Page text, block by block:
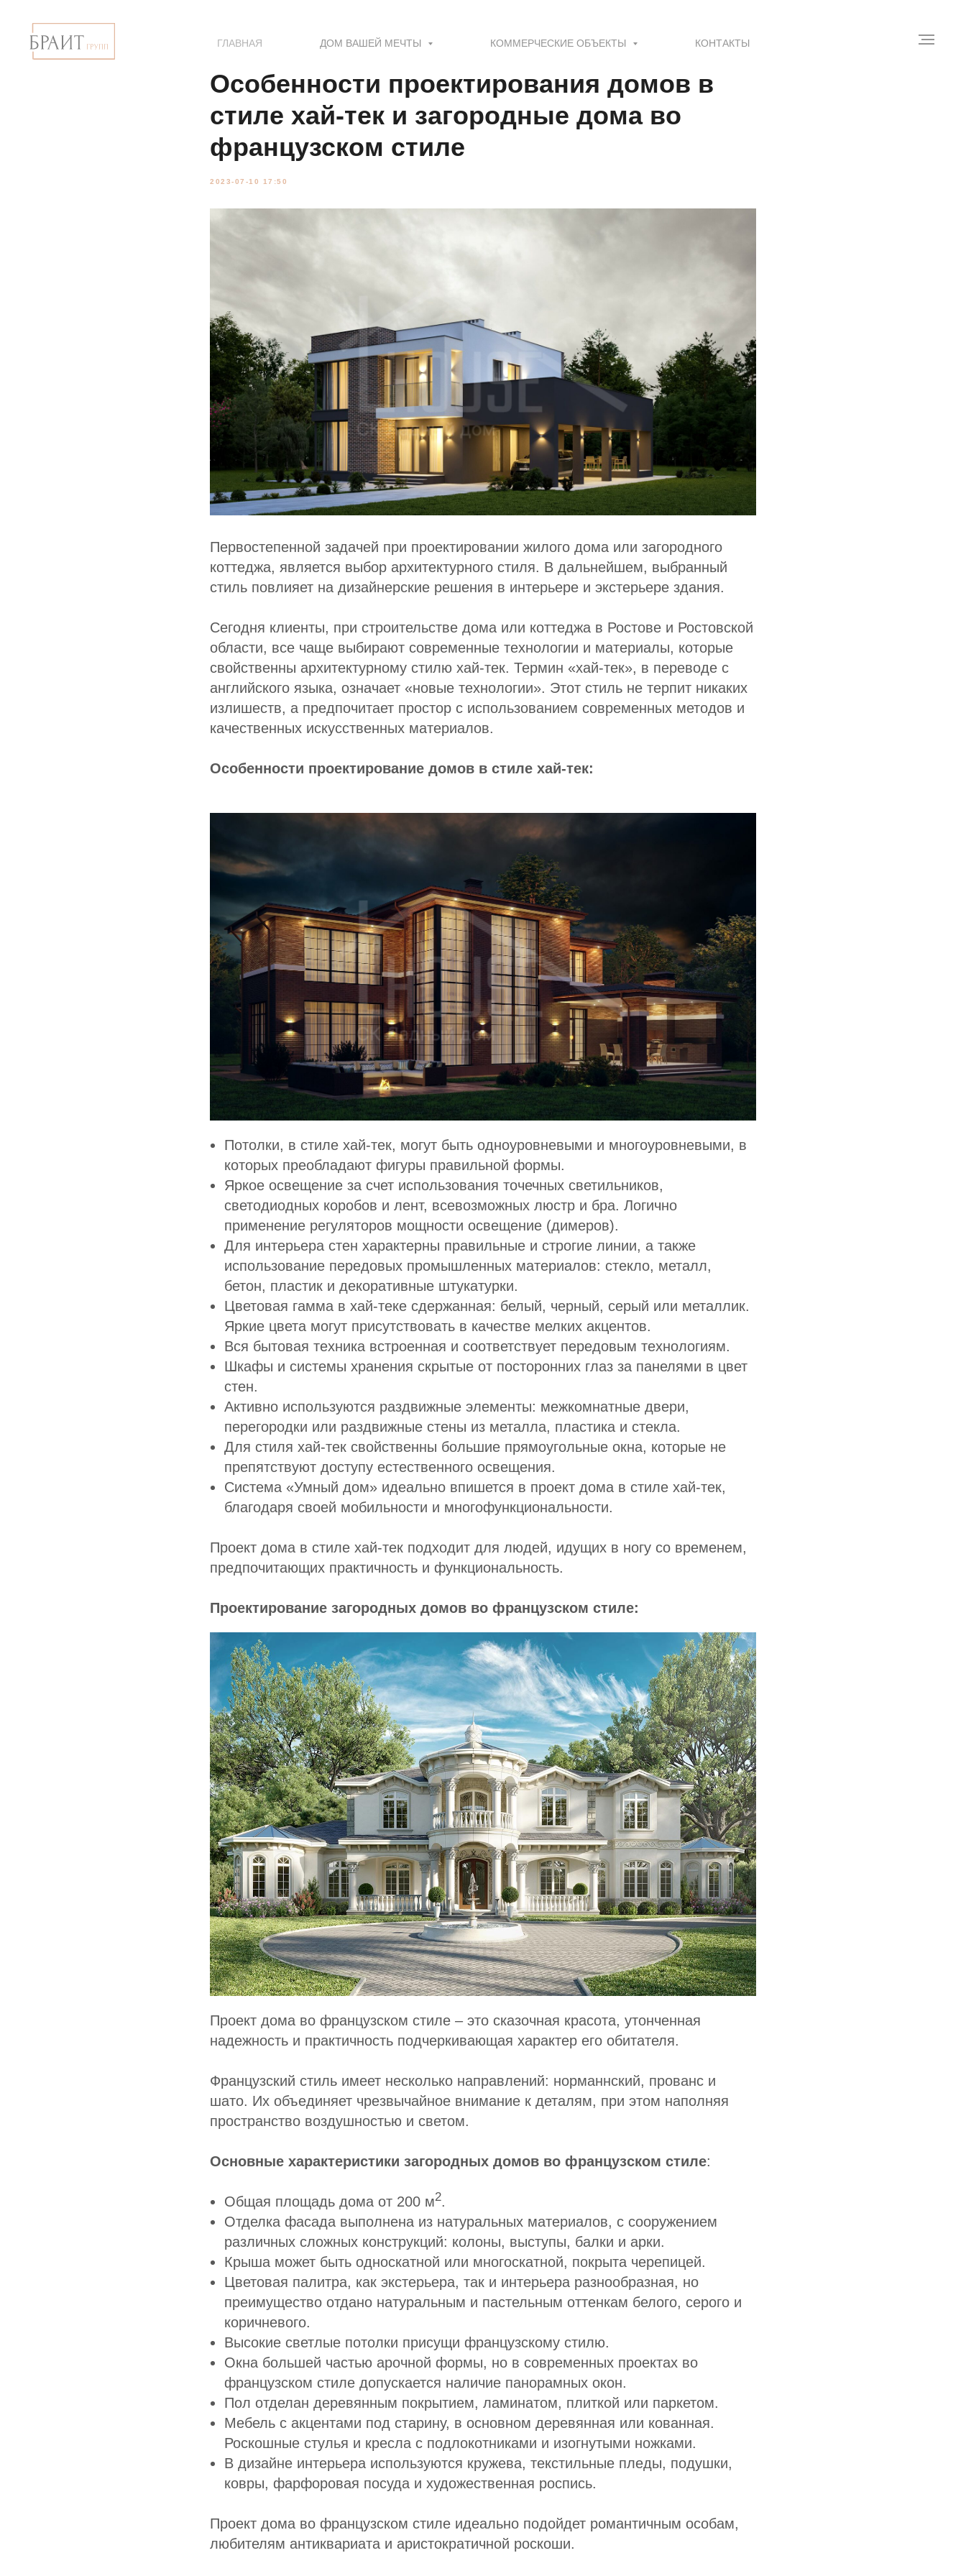
ГЛАВНАЯ ДОМ ВАШЕЙ МЕЧТЫ КОММЕРЧЕСКИЕ ОБЪЕКТЫ КОНТАКТЫ
Особенности проектирования домов в
стиле хай-тек и загородные дома во
французском стиле
2023-07-10 17:50
Первостепенной задачей при проектировании жилого дома или загородного
коттеджа, является выбор архитектурного стиля. В дальнейшем, выбранный
стиль повлияет на дизайнерские решения в интерьере и экстерьере здания.
Сегодня клиенты, при строительстве дома или коттеджа в Ростове и Ростовской
области, все чаще выбирают современные технологии и материалы, которые
свойственны архитектурному стилю хай-тек. Термин «хай-тек», в переводе с
английского языка, означает «новые технологии». Этот стиль не терпит никаких
излишеств, а предпочитает простор с использованием современных методов и
качественных искусственных материалов.
Особенности проектирование домов в стиле хай-тек:
Потолки, в стиле хай-тек, могут быть одноуровневыми и многоуровневыми, в
которых преобладают фигуры правильной формы.
Яркое освещение за счет использования точечных светильников,
светодиодных коробов и лент, всевозможных люстр и бра. Логично
применение регуляторов мощности освещение (димеров).
Для интерьера стен характерны правильные и строгие линии, а также
использование передовых промышленных материалов: стекло, металл,
бетон, пластик и декоративные штукатурки.
Цветовая гамма в хай-теке сдержанная: белый, черный, серый или металлик.
Яркие цвета могут присутствовать в качестве мелких акцентов.
Вся бытовая техника встроенная и соответствует передовым технологиям.
Шкафы и системы хранения скрытые от посторонних глаз за панелями в цвет
стен.
Активно используются раздвижные элементы: межкомнатные двери,
перегородки или раздвижные стены из металла, пластика и стекла.
Для стиля хай-тек свойственны большие прямоугольные окна, которые не
препятствуют доступу естественного освещения.
Система «Умный дом» идеально впишется в проект дома в стиле хай-тек,
благодаря своей мобильности и многофункциональности.
Проект дома в стиле хай-тек подходит для людей, идущих в ногу со временем,
предпочитающих практичность и функциональность.
Проектирование загородных домов во французском стиле:
Проект дома во французском стиле – это сказочная красота, утонченная
надежность и практичность подчеркивающая характер его обитателя.
Французский стиль имеет несколько направлений: норманнский, прованс и
шато. Их объединяет чрезвычайное внимание к деталям, при этом наполняя
пространство воздушностью и светом.
Основные характеристики загородных домов во французском стиле:
Общая площадь дома от 200 м2.
Отделка фасада выполнена из натуральных материалов, с сооружением
различных сложных конструкций: колоны, выступы, балки и арки.
Крыша может быть односкатной или многоскатной, покрыта черепицей.
Цветовая палитра, как экстерьера, так и интерьера разнообразная, но
преимущество отдано натуральным и пастельным оттенкам белого, серого и
коричневого.
Высокие светлые потолки присущи французскому стилю.
Окна большей частью арочной формы, но в современных проектах во
французском стиле допускается наличие панорамных окон.
Пол отделан деревянным покрытием, ламинатом, плиткой или паркетом.
Мебель с акцентами под старину, в основном деревянная или кованная.
Роскошные стулья и кресла с подлокотниками и изогнутыми ножками.
В дизайне интерьера используются кружева, текстильные пледы, подушки,
ковры, фарфоровая посуда и художественная роспись.
Проект дома во французском стиле идеально подойдет романтичным особам,
любителям антиквариата и аристократичной роскоши.